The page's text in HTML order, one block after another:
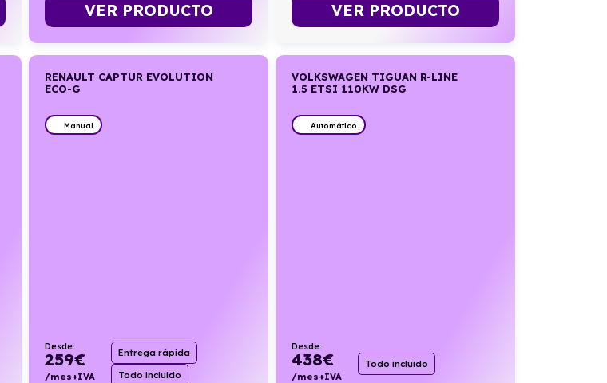
VER PRODUCTO VER PRODUCTO
RENAULT CAPTUR EVOLUTION
ECO-G
Manual
Desde:
259€
/mes+IVA
Entrega rápida
Todo incluido
VOLKSWAGEN TIGUAN R-LINE
1.5 ETSI 110KW DSG
Automático
Desde:
438€
/mes+IVA
Todo incluido